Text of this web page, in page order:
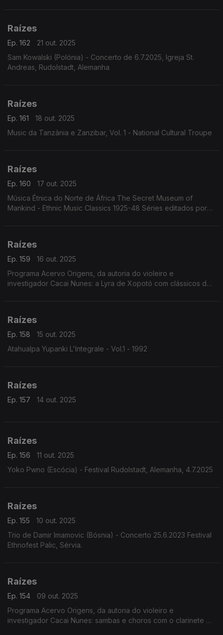
Raízes
Ep. 162
21 out. 2025
Sam Kowalski (Polónia) - Concerto de 6.7.2025, Igreja St.
Andreas, Rudolstadt, Alemanha
Raízes
Ep. 161
18 out. 2025
Music da Tanzânia e Zanzibar, Vol. 1 - National Cultural Troupe
Raízes
Ep. 160
17 out. 2025
Música Étnica do Norte de África The Secret Museum of
Mankind - Ethnic Music Classics 1925-48 Séries editados por
Raízes
Ep. 159
16 out. 2025
Programa Acervo Origens, da autoria do violeiro e
investigador Cacai Nunes: a Lyra de Xopotó com clássicos de
Raízes
Ep. 158
15 out. 2025
Atahualpa Yupanki L'Integrale - Vol.1 - 1992
Raízes
Ep. 157 14 out. 2025
Raízes
Ep. 156
11 out. 2025
Yoko Pwno (Escócia) - Festival Rudolstadt, Alemanha, 4.7.2025
Raízes
Ep. 155
10 out. 2025
Trio de Damir Imamovic (Bósnia) - Concerto 25.6.2023 Festival
Ethnofest Palic, Sérvia.
Raízes
Ep. 154
09 out. 2025
Programa Acervo Origens, da autoria do violeiro e
investigador Cacai Nunes: sambas e choros com o clarinete de